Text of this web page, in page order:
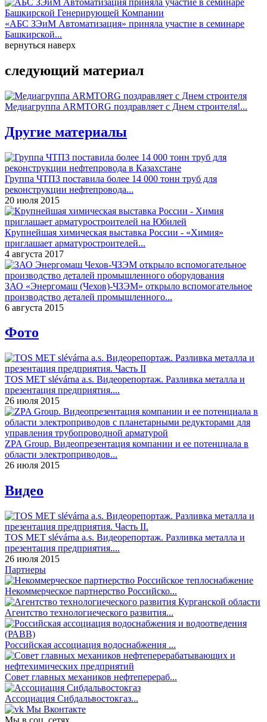
«АБС ЗЭиМ Автоматизация» приняла участие в семинаре
Башкирской...
вернуться наверх
следующий материал
Медиагруппа ARMTORG поздравляет с Днем строителя!...
Другие материалы
Группа ЧТПЗ поставила более 14 000 тонн труб для
реконструкции нефтепровода...
20 июля 2015
Крупнейшая химическая выставка России - «Химия»
приглашает арматуростроителей...
4 августа 2017
ЗАО «Энергомаш (Чехов)-ЧЗЭМ» открыло вспомогательное
производство деталей промышленного...
6 августа 2015
Фото
TOS MET slévárna a.s. Видеорепортаж. Разливка металла и
презентация предприятия....
26 июля 2015
ZPA Group. Видеопрезентация компании и ее потенциала в
области электроприводов...
26 июля 2015
Видео
TOS MET slévárna a.s. Видеорепортаж. Разливка металла и
презентация предприятия....
26 июля 2015
Партнеры
Некоммерческое партнерство Российско...
Агентство технологиеческого развития...
Российская ассоциация водоснабжения ...
Совет главных механиков нефтеперераб...
Ассоциация Сибдальвостокгаз...
Мы Вконтакте